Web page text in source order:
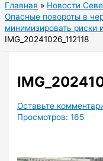
Главная
Новости
Опасные повороты в
минимизировать риски
IMG_20241026_112118
Оставьте
Просмотров: 165